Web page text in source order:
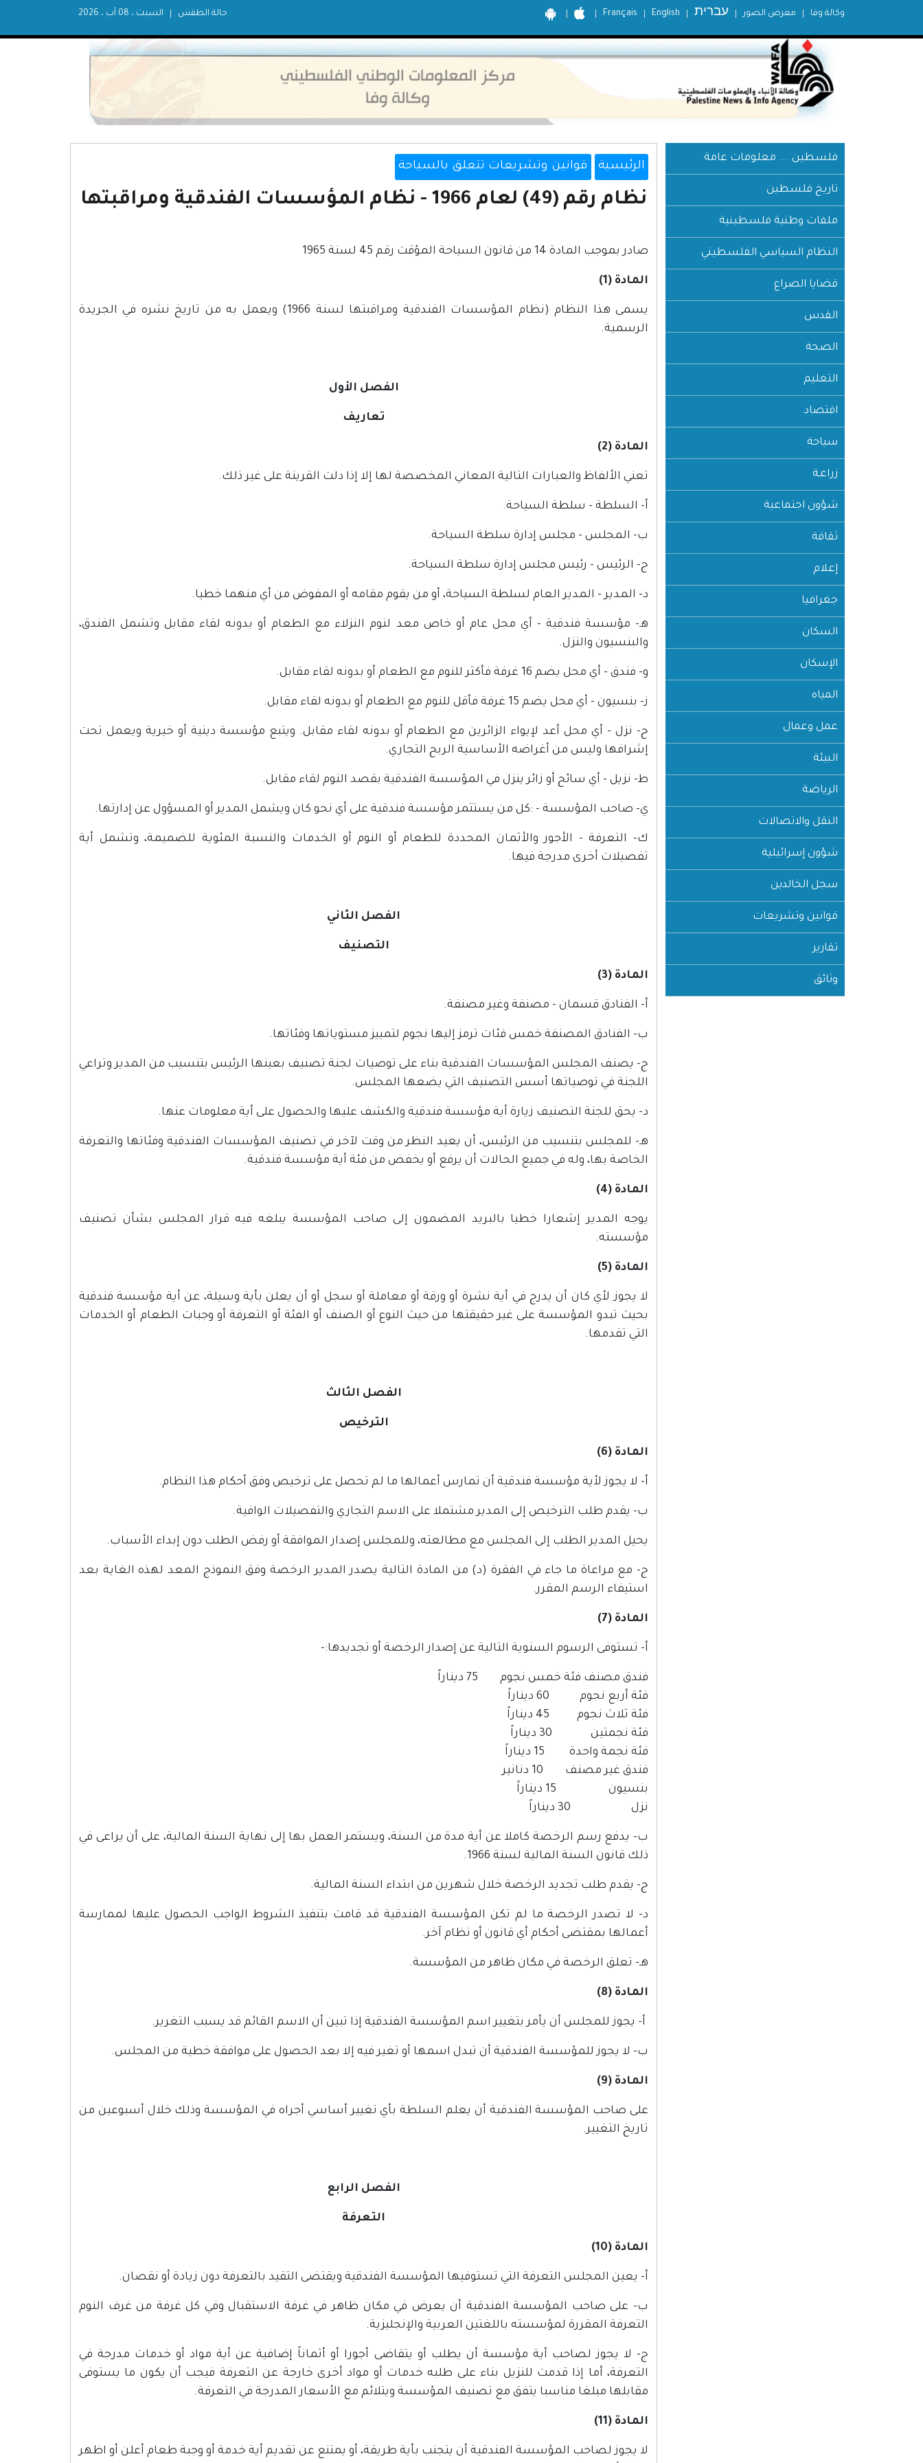
Français English עברית معرض الصور وكالة وفا السبت ، 08 آب ، 2026 حالة الطقس
فلسطين ... معلومات عامة
تاريخ فلسطين
ملفات وطنية فلسطينية
النظام السياسي الفلسطيني
قضايا الصراع
القدس
الصحة
التعليم
اقتصاد
سياحة
زراعـة
شؤون اجتماعية
ثقافة
إعلام
جغرافيا
السكان
الإسكان
المياه
عمل وعمال
البيئة
الرياضة
النقل والاتصالات
شؤون إسرائيلية
سجل الخالدين
قوانين وتشريعات
تقارير
وثائق
الرئيسية قوانين وتشريعات تتعلق بالسياحة
نظام رقم (49) لعام 1966 - نظام المؤسسات الفندقية ومراقبتها
صادر بموجب المادة 14 من قانون السياحة المؤقت رقم 45 لسنة 1965
المادة (1)
يسمى هذا النظام (نظام المؤسسات الفندقية ومراقبتها لسنة 1966) ويعمل به من تاريخ نشره في الجريدة
الرسمية.
الفصل الأول
تعاريف
المادة (2)
تعني الألفاظ والعبارات التالية المعاني المخصصة لها إلا إذا دلت القرينة على غير ذلك.
أ- السلطة - سلطة السياحة.
ب- المجلس - مجلس إدارة سلطة السياحة.
ج- الرئيس - رئيس مجلس إدارة سلطة السياحة.
د- المدير - المدير العام لسلطة السياحة، أو من يقوم مقامه أو المفوض من أي منهما خطيا.
هـ- مؤسسة فندقية - أي محل عام أو خاص معد لنوم النزلاء مع الطعام أو بدونه لقاء مقابل وتشمل الفندق،
والبنسيون والنزل.
و- فندق - أي محل يضم 16 غرفة فأكثر للنوم مع الطعام أو بدونه لقاء مقابل.
ز- بنسيون - أي محل يضم 15 غرفة فأقل للنوم مع الطعام أو بدونه لقاء مقابل.
ح- نزل - أي محل أعد لإيواء الزائرين مع الطعام أو بدونه لقاء مقابل. ويتبع مؤسسة دينية أو خيرية ويعمل تحت
إشرافها وليس من أغراضه الأساسية الربح التجاري.
ط- نزيل - أي سائح أو زائر ينزل في المؤسسة الفندقية بقصد النوم لقاء مقابل.
ي- صاحب المؤسسة - :كل من يستثمر مؤسسة فندقية على أي نحو كان ويشمل المدير أو المسؤول عن إدارتها.
ك- التعرفة - الأجور والأثمان المحددة للطعام أو النوم أو الخدمات والنسبة المئوية للضميمة، وتشمل أية
تفصيلات أخرى مدرجة فيها.
الفصل الثاني
التصنيف
المادة (3)
أ- الفنادق قسمان - مصنفة وغير مصنفة.
ب- الفنادق المصنفة خمس فئات ترمز إليها نجوم لتمييز مستوياتها وفئاتها.
ج- يصنف المجلس المؤسسات الفندقية بناء على توصيات لجنة تصنيف بعينها الرئيس بتنسيب من المدير وتراعي
اللجنة في توصياتها أسس التصنيف التي يضعها المجلس.
د- يحق للجنة التصنيف زيارة أية مؤسسة فندقية والكشف عليها والحصول على أية معلومات عنها.
هـ- للمجلس بتنسيب من الرئيس، أن يعيد النظر من وقت لآخر في تصنيف المؤسسات الفندقية وفئاتها والتعرفة
الخاصة بها، وله في جميع الحالات أن يرفع أو يخفض من فئة أية مؤسسة فندقية.
المادة (4)
يوجه المدير إشعارا خطيا بالبريد المضمون إلى صاحب المؤسسة يبلغه فيه قرار المجلس بشأن تصنيف
مؤسسته.
المادة (5)
لا يجوز لأي كان أن يدرج في أية نشرة أو ورقة أو معاملة أو سجل أو أن يعلن بأية وسيلة، عن أية مؤسسة فندقية
بحيث تبدو المؤسسة على غير حقيقتها من حيث النوع أو الصنف أو الفئة أو التعرفة أو وجبات الطعام أو الخدمات
التي تقدمها.
الفصل الثالث
الترخيص
المادة (6)
أ- لا يجوز لأية مؤسسة فندقية أن تمارس أعمالها ما لم تحصل على ترخيص وفق أحكام هذا النظام.
ب- يقدم طلب الترخيص إلى المدير مشتملا على الاسم التجاري والتفصيلات الوافية.
يحيل المدير الطلب إلى المجلس مع مطالعته، وللمجلس إصدار الموافقة أو رفض الطلب دون إبداء الأسباب.
ج- مع مراعاة ما جاء في الفقرة (د) من المادة التالية يصدر المدير الرخصة وفق النموذج المعد لهذه الغاية بعد
استيفاء الرسم المقرر.
المادة (7)
أ- تستوفى الرسوم السنوية التالية عن إصدار الرخصة أو تجديدها:-
فندق مصنف فئة خمس نجوم 75 ديناراً
فئة أربع نجوم 60 ديناراً
فئة ثلاث نجوم 45 ديناراً
فئة نجمتين 30 ديناراً
فئة نجمة واحدة 15 ديناراً
فندق غير مصنف 10 دنانير
بنسيون 15 ديناراً
نزل 30 ديناراً
ب- يدفع رسم الرخصة كاملا عن أية مدة من السنة، ويستمر العمل بها إلى نهاية السنة المالية، على أن يراعى في
ذلك قانون السنة المالية لسنة 1966.
ج- يقدم طلب تجديد الرخصة خلال شهرين من ابتداء السنة المالية.
د- لا تصدر الرخصة ما لم تكن المؤسسة الفندقية قد قامت بتنفيذ الشروط الواجب الحصول عليها لممارسة
أعمالها بمقتضى أحكام أي قانون أو نظام آخر.
هـ- تعلق الرخصة في مكان ظاهر من المؤسسة.
المادة (8)
أ- يجوز للمجلس أن يأمر بتغيير اسم المؤسسة الفندقية إذا تبين أن الاسم القائم قد يسبب التغرير.
ب- لا يجوز للمؤسسة الفندقية أن تبدل اسمها أو تغير فيه إلا بعد الحصول على موافقة خطية من المجلس.
المادة (9)
على صاحب المؤسسة الفندقية أن يعلم السلطة بأي تغيير أساسي أجراه في المؤسسة وذلك خلال أسبوعين من
تاريخ التغيير.
الفصل الرابع
التعرفة
المادة (10)
أ- يعين المجلس التعرفة التي تستوفيها المؤسسة الفندقية ويقتضى التقيد بالتعرفة دون زيادة أو نقصان.
ب- على صاحب المؤسسة الفندقية أن يعرض في مكان ظاهر في غرفة الاستقبال وفي كل غرفة من غرف النوم
التعرفة المقررة لمؤسسته باللغتين العربية والإنجليزية.
ج- لا يجوز لصاحب أية مؤسسة أن يطلب أو يتقاضى أجورا أو أثماناً إضافية عن أية مواد أو خدمات مدرجة في
التعرفة، أما إذا قدمت للنزيل بناء على طلبه خدمات أو مواد أخرى خارجة عن التعرفة فيجب أن يكون ما يستوفى
مقابلها مبلغا مناسبا يتفق مع تصنيف المؤسسة ويتلائم مع الأسعار المدرجة في التعرفة.
المادة (11)
لا يجوز لصاحب المؤسسة الفندقية أن يتجنب بأية طريقة، أو يمتنع عن تقديم أية خدمة أو وجبة طعام أعلن أو اظهر